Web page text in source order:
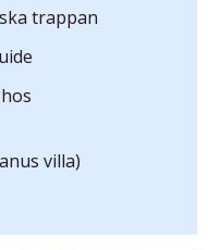
trappan
villa)